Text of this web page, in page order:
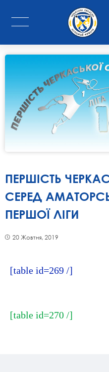
ПЕРШІСТЬ
СЕРЕД
ПЕРШОЇ ЛІГИ
20 Жовтня, 2019
[table id=269 /]
[table id=270 /]